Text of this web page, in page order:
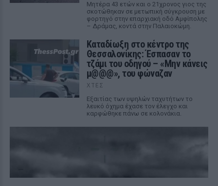
Μητέρα 43 ετών και ο 21χρονος γιος της
σκοτώθηκαν σε μετωπική σύγκρουση με
φορτηγό στην επαρχιακή οδό Αμφίπολης
– Δράμας, κοντά στην Παλαιοκώμη.
Καταδίωξη στο κέντρο της
Θεσσαλονίκης: Έσπασαν το
τζάμι του οδηγού – «Μην κάνεις
μ@@@», του φώναζαν
ΧΤΕΣ
Εξαιτίας των υψηλών ταχυτήτων το
λευκό όχημα έχασε τον έλεγχο και
καρφώθηκε πάνω σε κολονάκια.